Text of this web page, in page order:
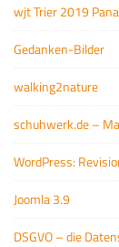
wjt Trier 2019
Gedanken-Bilder
walking2nature
schuhwerk.de –
WordPress:
Joomla 3.9
DSGVO – die